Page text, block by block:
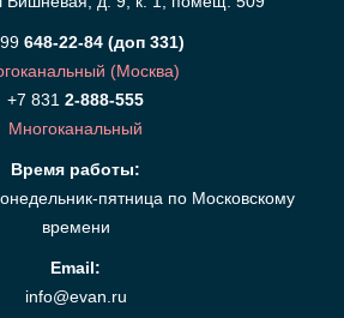
648-22-84 (доп 331)
(Москва)
+7 831 2-888-555
Многоканальный
Время работы:
пятница по Московскому
времени
Email:
info@evan.ru